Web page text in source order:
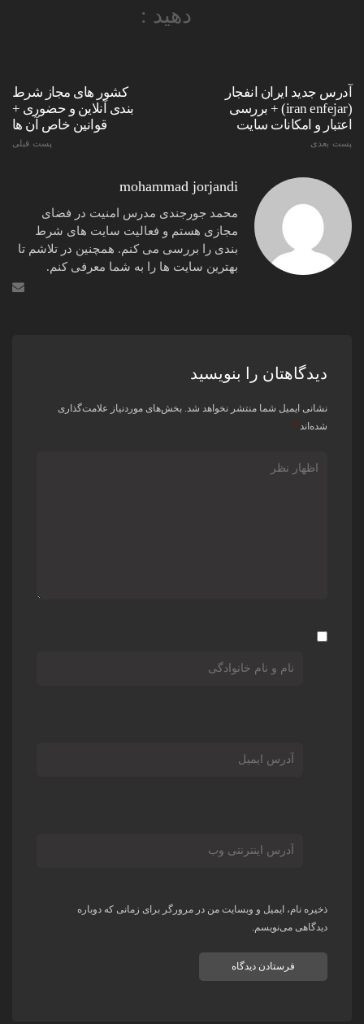
دهید :
کشور های مجاز شرط
بندی آنلاین و حضوری +
قوانین خاص آن ها
پست قبلی
آدرس جدید ایران انفجار
(iran enfejar) + بررسی
اعتبار و امکانات سایت
پست بعدی
mohammad jorjandi
محمد جورجندی مدرس امنیت در فضای
مجازی هستم و فعالیت سایت های شرط
بندی را بررسی می کنم. همچنین در تلاشم تا
بهترین سایت ها را به شما معرفی کنم.
دیدگاهتان را بنویسید
نشانی ایمیل شما منتشر نخواهد شد. بخش‌های موردنیاز علامت‌گذاری
شده‌اند *
ذخیره نام، ایمیل و وبسایت من در مرورگر برای زمانی که دوباره
دیدگاهی می‌نویسم.